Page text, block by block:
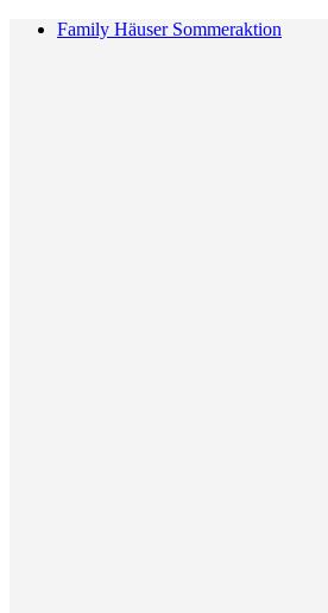
Family Häuser Sommeraktion